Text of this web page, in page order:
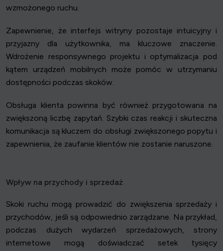
wzmożonego ruchu.
Zapewnienie, że interfejs witryny pozostaje intuicyjny i
przyjazny dla użytkownika, ma kluczowe znaczenie.
Wdrożenie responsywnego projektu i optymalizacja pod
kątem urządzeń mobilnych może pomóc w utrzymaniu
dostępności podczas skoków.
Obsługa klienta powinna być również przygotowana na
zwiększoną liczbę zapytań. Szybki czas reakcji i skuteczna
komunikacja są kluczem do obsługi zwiększonego popytu i
zapewnienia, że zaufanie klientów nie zostanie naruszone.
Wpływ na przychody i sprzedaż
Skoki ruchu mogą prowadzić do zwiększenia sprzedaży i
przychodów, jeśli są odpowiednio zarządzane. Na przykład,
podczas dużych wydarzeń sprzedażowych, strony
internetowe mogą doświadczać setek tysięcy